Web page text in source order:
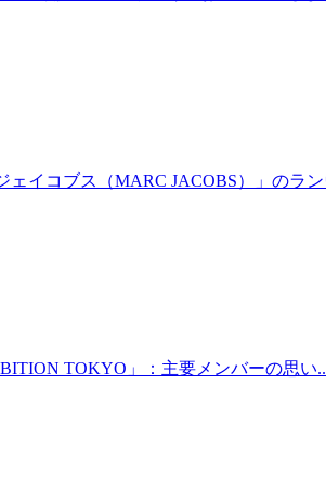
イコブス（MARC JACOBS）」のラ
TOKYO」：主要メンバーの思い